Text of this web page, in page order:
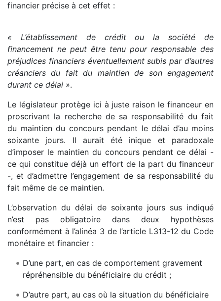
financier précise à cet effet :
« L’établissement de crédit ou la société de
financement ne peut être tenu pour responsable des
préjudices financiers éventuellement subis par d’autres
créanciers du fait du maintien de son engagement
durant ce délai ».
Le législateur protège ici à juste raison le financeur en
proscrivant la recherche de sa responsabilité du fait
du maintien du concours pendant le délai d’au moins
soixante jours. Il aurait été inique et paradoxale
d’imposer le maintien du concours pendant ce délai -
ce qui constitue déjà un effort de la part du financeur
-, et d’admettre l’engagement de sa responsabilité du
fait même de ce maintien.
L’observation du délai de soixante jours sus indiqué
n’est pas obligatoire dans deux hypothèses
conformément à l’alinéa 3 de l’article L313-12 du Code
monétaire et financier :
D’une part, en cas de comportement gravement
répréhensible du bénéficiaire du crédit ;
D’autre part, au cas où la situation du bénéficiaire